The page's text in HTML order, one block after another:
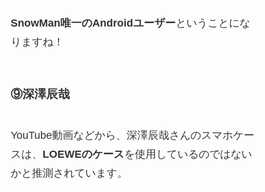
SnowMan唯一のAndroidユーザー ということにな
りますね！
⑨深澤辰哉
YouTube動画などから、深澤辰哉さんのスマホケー
スは、 LOEWEのケースを使用しているのではない
かと推測されています。